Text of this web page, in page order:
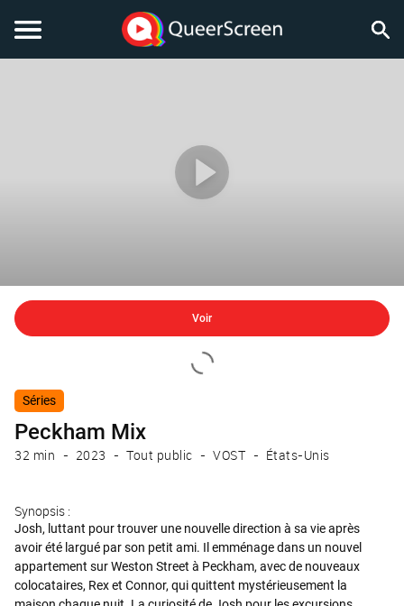
Voir
Séries
Peckham Mix
32 min 2023 Tout public VOST États-Unis
Synopsis :
Josh, luttant pour trouver une nouvelle direction à sa vie après
avoir été largué par son petit ami. Il emménage dans un nouvel
appartement sur Weston Street à Peckham, avec de nouveaux
colocataires, Rex et Connor, qui quittent mystérieusement la